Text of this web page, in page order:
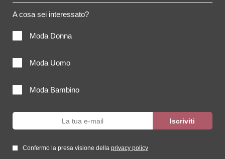
A cosa sei interessato?
Moda Donna
Moda Uomo
Moda Bambino
Confermo la presa visione della privacy policy